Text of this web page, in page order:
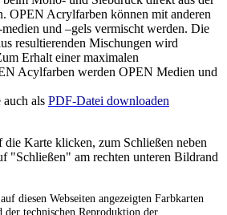
OPEN Acrylfarben können mit anderen
und –gels vermischt werden. Die
resultierenden Mischungen wird
Erhalt einer maximalen
Acylfarben werden OPEN Medien und
auch als PDF-Datei downloaden
die Karte klicken, zum Schließen neben
"Schließen" am rechten unteren Bildrand
diesen Webseiten angezeigten Farbkarten
technischen Reproduktion der